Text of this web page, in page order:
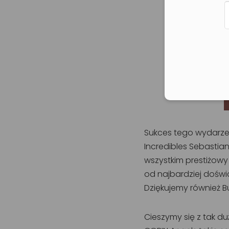
Sukces tego
Incredibles
wszystkim
od najbardziej
Dziękujemy również
Cieszymy się z tak